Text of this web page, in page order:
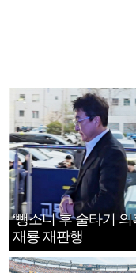
‘뺑소니 후 술타기 의
재룡 재판행